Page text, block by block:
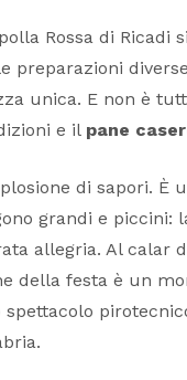
Rossa di
preparazioni
unica. E non è
e il pane
di sapori.
grandi e piccini:
allegria. Al
della festa è un